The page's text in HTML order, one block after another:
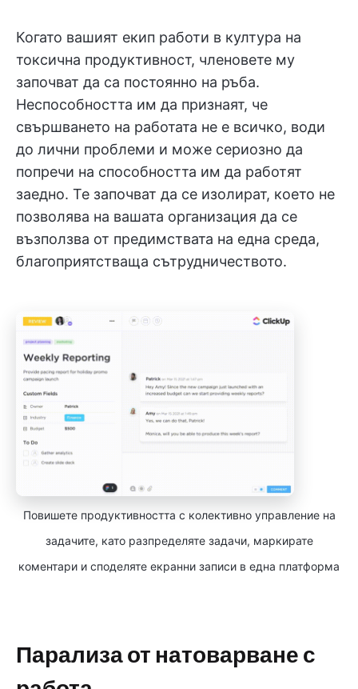
Когато вашият екип работи в култура на
токсична продуктивност, членовете му
започват да са постоянно на ръба.
Неспособността им да признаят, че
свършването на работата не е всичко, води
до лични проблеми и може сериозно да
попречи на способността им да работят
заедно. Те започват да се изолират, което не
позволява на вашата организация да се
възползва от предимствата на една среда,
благоприятстваща сътрудничеството.
Повишете продуктивността с колективно управление на
задачите, като разпределяте задачи, маркирате
коментари и споделяте екранни записи в една платформа
Парализа от натоварване с